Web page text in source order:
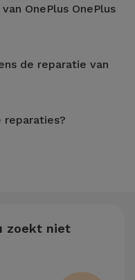
bij u in de buurt.
OnePlus OnePlus
30 minuten.
de reparatie van
back-up te maken. De
bestandsbeheer.
reparaties?
OnePlus OnePlus 5 / 5T
gelijktijdig nodig
zoekt niet